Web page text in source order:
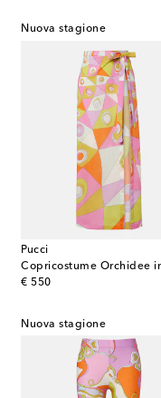
Nuova stagione
Pucci
€ 550
original price
Nuova stagione